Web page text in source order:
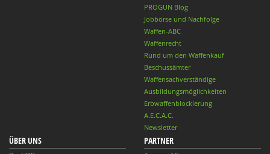
PROGUN Blog
Jobbörse und Nachfolge
Waffen-ABC
Waffenrecht
Rund um den Waffenkauf
Beschussämter
Waffensachverständige
Ausbildungsmöglichkeiten
Erbwaffenblockierung
A.E.C.A.C.
Newsletter
ÜBER UNS PARTNER